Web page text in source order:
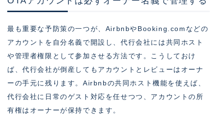
最も重要な予防策の一つが、AirbnbやBooking.comなどの
アカウントを自分名義で開設し、代行会社には共同ホスト
や管理者権限として参加させる方法です。こうしておけ
ば、代行会社が倒産してもアカウントとレビューはオーナ
ーの手元に残ります。Airbnbの共同ホスト機能を使えば、
代行会社に日常のゲスト対応を任せつつ、アカウントの所
有権はオーナーが保持できます。